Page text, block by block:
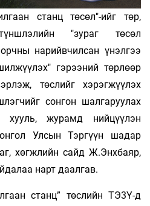
станц төсөл"-ийг төр,
"зураг төсөл
нарийвчилсан үнэлгээ
гэрээний төрлөөр
төслийг хэрэгжүүлэх
сонгон шалгаруулах
хууль, журамд нийцүүлэн
Улсын Тэргүүн шадар
хөгжлийн сайд Ж.Энхбаяр,
нарт даалгав.
станц” төслийн ТЭ3Ү-д